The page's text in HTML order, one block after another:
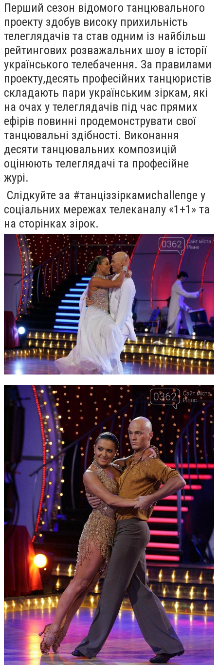
Перший сезон відомого танцювального
проекту здобув високу прихильність
телеглядачів та став одним із найбільш
рейтингових розважальних шоу в історії
українського телебачення. За правилами
проекту,десять професійних танцюристів
складають пари українським зіркам, які
на очах у телеглядачів під час прямих
ефірів повинні продемонструвати свої
танцювальні здібності. Виконання
десяти танцювальних композицій
оцінюють телеглядачі та професійне
журі.
Слідкуйте за #танціззіркамиchallenge у
соціальних мережах телеканалу «1+1» та
на сторінках зірок.